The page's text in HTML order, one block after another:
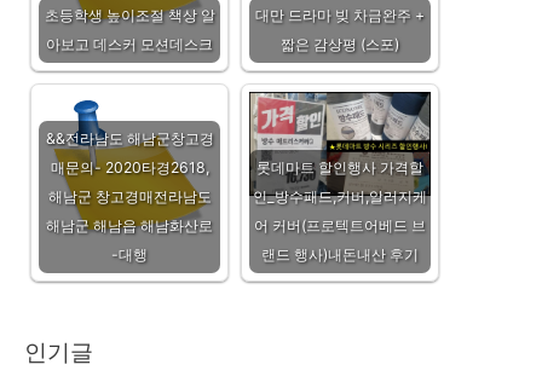
초등학생 높이조절 책상 알
아보고 데스커 모션데스크
대만 드라마 빚 차금완주 +
짧은 감상평 (스포)
&&전라남도 해남군창고경
매문의- 2020타경2618,
해남군 창고경매전라남도
해남군 해남읍 해남화산로
-대행
롯데마트 할인행사 가격할
인_방수패드,커버,알러지케
어 커버(프로텍트어베드 브
랜드 행사)내돈내산 후기
인기글